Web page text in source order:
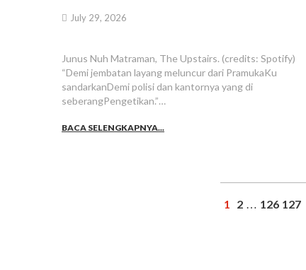
July 29, 2026
Junus Nuh Matraman, The Upstairs. (credits: Spotify)
“Demi jembatan layang meluncur dari PramukaKu
sandarkanDemi polisi dan kantornya yang di
seberangPengetikan.”…
BACA SELENGKAPNYA...
1 2 … 126 127